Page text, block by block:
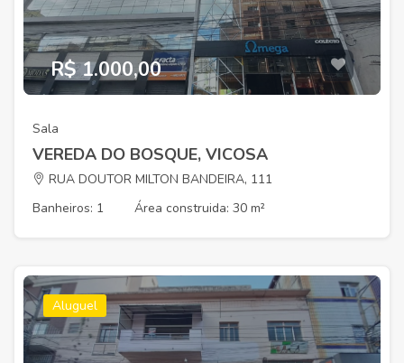
R$ 1.000,00
Sala
VEREDA DO BOSQUE, VICOSA
RUA DOUTOR MILTON BANDEIRA, 111
Banheiros: 1
Área construida: 30 m²
Aluguel